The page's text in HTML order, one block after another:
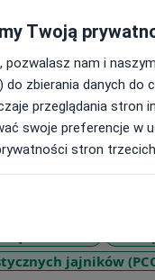
w
Towarzystwa
jajników
Twoją
pozwalasz nam i
do zbierania danych
przeglądania stron
swoje preferencje w
stron